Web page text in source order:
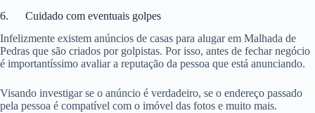
6. Cuidado com eventuais golpes
Infelizmente existem anúncios de casas para alugar em Malhada de
Pedras que são criados por golpistas. Por isso, antes de fechar negócio
é importantíssimo avaliar a reputação da pessoa que está anunciando.
Visando investigar se o anúncio é verdadeiro, se o endereço passado
pela pessoa é compatível com o imóvel das fotos e muito mais.